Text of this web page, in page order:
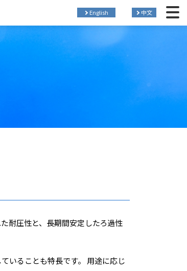
中文
English
耐圧性と、長期間安定したろ過性
いることも特長です。 用途に応じ